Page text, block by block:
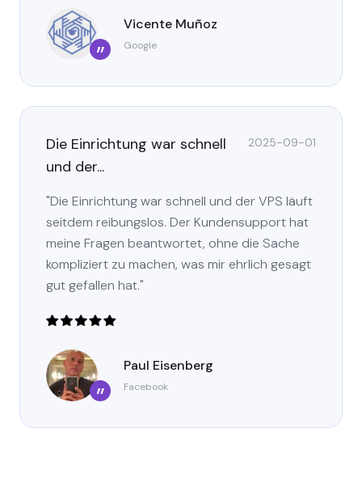
”
Vicente Muñoz
Google
Die Einrichtung war schnell
und der...
2025-09-01
"Die Einrichtung war schnell und der VPS läuft
seitdem reibungslos. Der Kundensupport hat
meine Fragen beantwortet, ohne die Sache
kompliziert zu machen, was mir ehrlich gesagt
gut gefallen hat."
”
Paul Eisenberg
Facebook